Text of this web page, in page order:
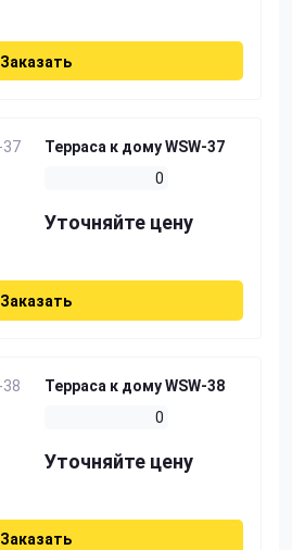
Заказать
Терраса к дому WSW-37
0
Уточняйте цену
Заказать
Терраса к дому WSW-38
0
Уточняйте цену
Заказать